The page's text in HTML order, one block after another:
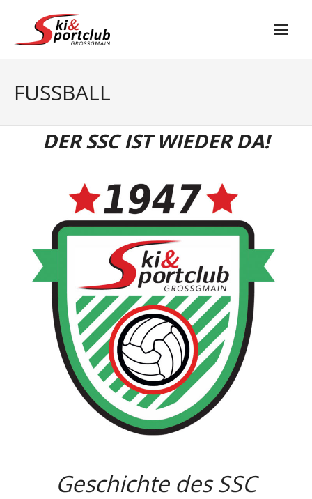
Verein
- Vorstand
- Aktuelles
- Funktionäre
- KAMPFMANNSCHAFT
- Nachwuchs
- Trainingszeiten
- Sportplatz
- Aktuelles
FUSSBALL
DER SSC IST WIEDER DA!
Geschichte des SSC